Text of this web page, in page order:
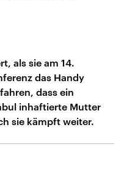
als sie am 14.
das Handy
dass ein
inhaftierte Mutter
sie kämpft weiter.